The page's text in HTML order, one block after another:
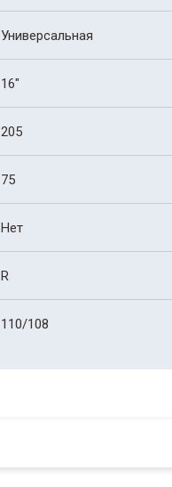
Универсальная
16"
205
75
Нет
R
110/108